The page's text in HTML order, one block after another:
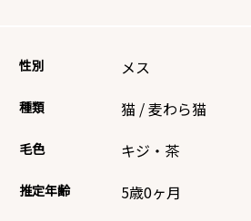
性別 メス
種類 猫 /麦わら猫
毛色 キジ・茶
推定年齢 5歳0ヶ月